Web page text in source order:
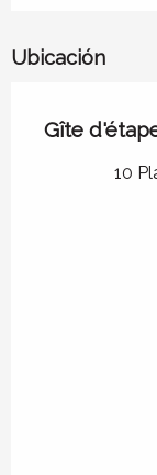
Ubicación
Gîte
10